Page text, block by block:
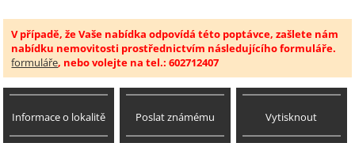
V případě, že Vaše nabídka odpovídá této poptávce, zašlete nám
nabídku nemovitosti prostřednictvím následujícího formuláře.
formuláře, nebo volejte na tel.: 602712407
Informace o lokalitě Poslat známému Vytisknout